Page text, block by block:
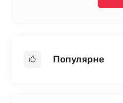
Популярне